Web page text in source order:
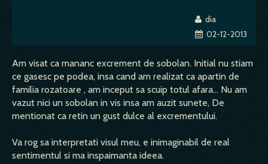
dia
02-12-2013
Am visat ca mananc excrement de sobolan. Initial nu stiam
ce gasesc pe podea, insa cand am realizat ca apartin de
familia rozatoare , am inceput sa scuip totul afara... Nu am
vazut nici un sobolan in vis insa am auzit sunete, De
mentionat ca retin un gust dulce al excrementului.
Va rog sa interpretati visul meu, e inimaginabil de real
sentimentul si ma inspaimanta ideea.